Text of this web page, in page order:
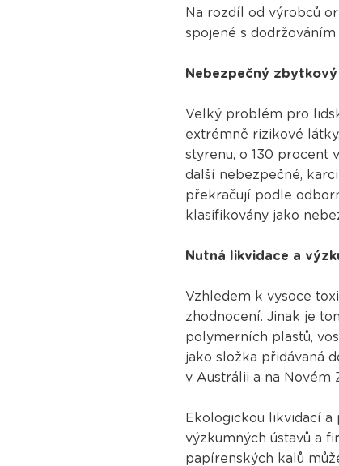
Na rozdíl od výrobců
spojené s
Nebezpečný zbytkový
Velký problém pro
extrémně rizikové
styrenu, o 130 procent
další nebezpečné,
překračují podle
klasifikovány jako
Nutná likvidace a
Vzhledem k vysoce
zhodnocení. Jinak je
polymerních plastů,
jako složka přidávaná
v Austrálii a na Novém
Ekologickou likvidací
výzkumných ústavů a
papírenských kalů